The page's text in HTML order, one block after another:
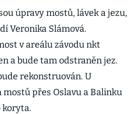
úpravy mostů, lávek a jezu,
Veronika Slámová.
v areálu závodu nkt
a bude tam odstraněn jez.
rekonstruován. U
přes Oslavu a Balinku
koryta.